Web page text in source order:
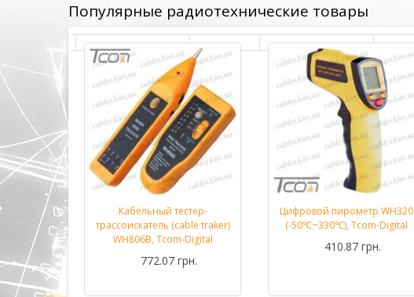
Популярные радиотехнические товары
DT33B
Digital
Подробнее...
Кабельный тестер-
трассоискатель (cable traker)
WH806B, Tcom-Digital
772.07 грн.
Подробнее...
Цифровой пирометр WH320
(-50℃~330℃), Tcom-Digital
410.87 грн.